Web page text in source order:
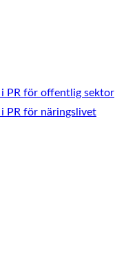
i PR för offentlig sektor
i PR för näringslivet